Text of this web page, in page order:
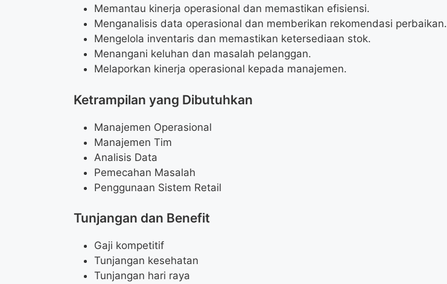
Memantau kinerja operasional dan memastikan efisiensi.
Menganalisis data operasional dan memberikan rekomendasi perbaikan.
Mengelola inventaris dan memastikan ketersediaan stok.
Menangani keluhan dan masalah pelanggan.
Melaporkan kinerja operasional kepada manajemen.
Ketrampilan yang Dibutuhkan
Manajemen Operasional
Manajemen Tim
Analisis Data
Pemecahan Masalah
Penggunaan Sistem Retail
Tunjangan dan Benefit
Gaji kompetitif
Tunjangan kesehatan
Tunjangan hari raya